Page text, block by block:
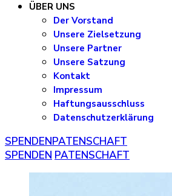
ÜBER UNS
Der Vorstand
Unsere Zielsetzung
Unsere Partner
Unsere Satzung
Kontakt
Impressum
Haftungsausschluss
Datenschutzerklärung
SPENDENPATENSCHAFT
SPENDEN PATENSCHAFT